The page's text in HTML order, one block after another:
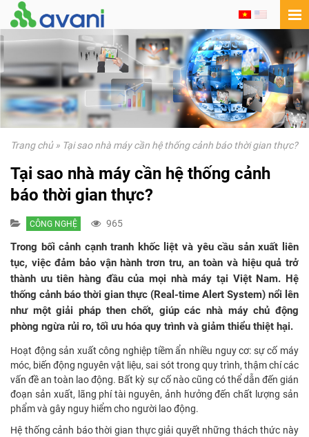
Trang chủ» Tại sao nhà máy cần hệ thống cảnh báo thời gian thực?
Tại sao nhà máy cần hệ thống cảnh
báo thời gian thực?
CÔNG NGHỆ 965
Trong bối cảnh cạnh tranh khốc liệt và yêu cầu sản xuất liên
tục, việc đảm bảo vận hành trơn tru, an toàn và hiệu quả trở
thành ưu tiên hàng đầu của mọi nhà máy tại Việt Nam. Hệ
thống cảnh báo thời gian thực (Real-time Alert System) nổi lên
như một giải pháp then chốt, giúp các nhà máy chủ động
phòng ngừa rủi ro, tối ưu hóa quy trình và giảm thiểu thiệt hại.
Hoạt động sản xuất công nghiệp tiềm ẩn nhiều nguy cơ: sự cố máy
móc, biến động nguyên vật liệu, sai sót trong quy trình, thậm chí các
vấn đề an toàn lao động. Bất kỳ sự cố nào cũng có thể dẫn đến gián
đoạn sản xuất, lãng phí tài nguyên, ảnh hưởng đến chất lượng sản
phẩm và gây nguy hiểm cho người lao động.
Hệ thống cảnh báo thời gian thực giải quyết những thách thức này